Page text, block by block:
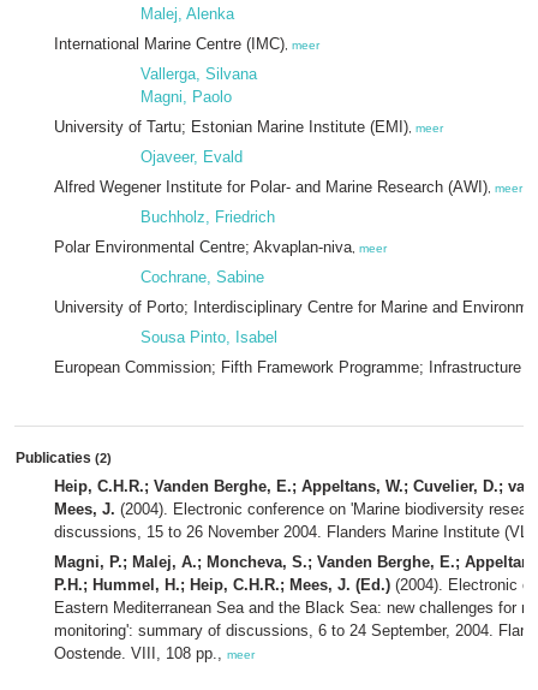
Malej, Alenka
International Marine Centre (IMC) meer
Vallerga, Silvana
Magni, Paolo
University of Tartu; Estonian Marine Institute (EMI) meer
Ojaveer, Evald
Alfred Wegener Institute for Polar- and Marine Research (AWI) meer
Buchholz, Friedrich
Polar Environmental Centre; Akvaplan-niva meer
Cochrane, Sabine
University of Porto; Interdisciplinary Centre for Marine and
Sousa Pinto, Isabel
European Commission; Fifth Framework Programme; Infrastructure
Publicaties (2)
Heip, C.H.R.; Vanden Berghe, E.; Appeltans, W.; Cuvelier, D.;
Mees, J. (2004). Electronic conference on 'Marine biodiversity
discussions, 15 to 26 November 2004. Flanders Marine Institute
Magni, P.; Malej, A.; Moncheva, S.; Vanden Berghe, E.;
P.H.; Hummel, H.; Heip, C.H.R.; Mees, J. (Ed.) (2004). Electronic
Eastern Mediterranean Sea and the Black Sea: new challenges for
monitoring': summary of discussions, 6 to 24 September, 2004.
Oostende. VIII, 108 pp., meer